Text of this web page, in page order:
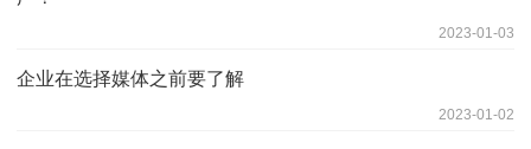
2023-01-03
企业在选择媒体之前要了解
2023-01-02